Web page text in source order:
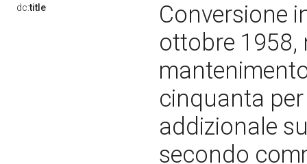
dc:title
Conversione
ottobre 1958,
cinquanta
addizionale
secondo